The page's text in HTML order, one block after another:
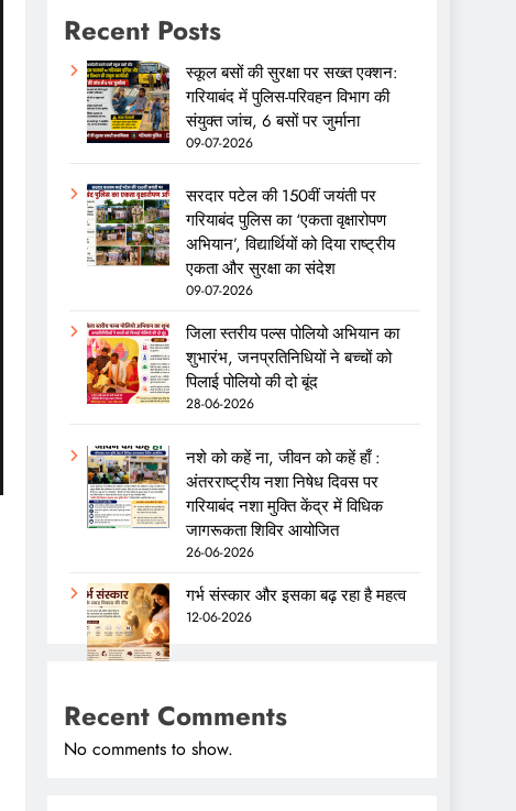
Recent Posts
स्कूल बसों की सुरक्षा पर सख्त एक्शन:
गरियाबंद में पुलिस-परिवहन विभाग की
संयुक्त जांच, 6 बसों पर जुर्माना
09-07-2026
सरदार पटेल की 150वीं जयंती पर
गरियाबंद पुलिस का ‘एकता वृक्षारोपण
अभियान’, विद्यार्थियों को दिया राष्ट्रीय
एकता और सुरक्षा का संदेश
09-07-2026
जिला स्तरीय पल्स पोलियो अभियान का
शुभारंभ, जनप्रतिनिधियों ने बच्चों को
पिलाई पोलियो की दो बूंद
28-06-2026
नशे को कहें ना, जीवन को कहें हाँ :
अंतरराष्ट्रीय नशा निषेध दिवस पर
गरियाबंद नशा मुक्ति केंद्र में विधिक
जागरूकता शिविर आयोजित
26-06-2026
गर्भ संस्कार और इसका बढ़ रहा है महत्व
12-06-2026
Recent Comments
No comments to show.